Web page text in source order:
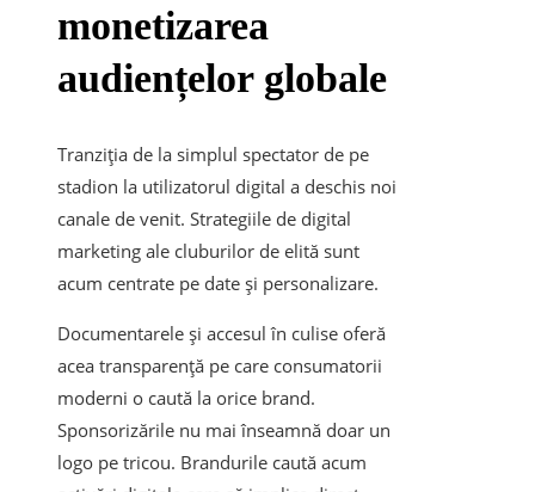
monetizarea
audiențelor globale
Tranziția de la simplul spectator de pe
stadion la utilizatorul digital a deschis noi
canale de venit. Strategiile de digital
marketing ale cluburilor de elită sunt
acum centrate pe date și personalizare.
Documentarele și accesul în culise oferă
acea transparență pe care consumatorii
moderni o caută la orice brand.
Sponsorizările nu mai înseamnă doar un
logo pe tricou. Brandurile caută acum